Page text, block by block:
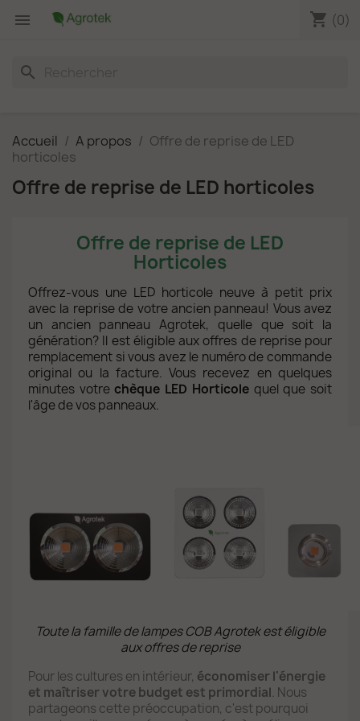
 shopping_cart (0)
search
Accueil A propos
Offre de reprise de LED
horticoles
Offre de reprise de LED horticoles
Offre de reprise de LED
Horticoles
Offrez-vous une LED horticole neuve à petit prix
avec la reprise de votre ancien panneau! Vous avez
un ancien panneau Agrotek, quelle que soit la
génération? Il est éligible aux offres de reprise pour
remplacement si vous avez le numéro de commande
original ou la facture. Vous recevez en quelques
minutes votrechèque LED Horticolequel que soit
l'âge de vos panneaux.
Toute la famille de lampes COB Agrotek est éligible
aux offres de reprise
Pour les cultures en intérieur, économiser l'énergie
et maîtriser votre budget est primordial. Nous
partageons cette préoccupation, c'est pourquoi